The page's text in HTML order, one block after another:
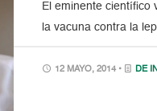
El eminente científico
la vacuna contra la
12 MAYO, 2014 • DE